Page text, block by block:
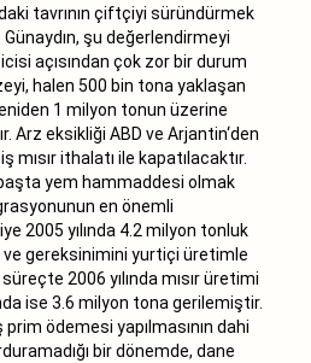
tavrının çiftçiyi süründürmek
şu değerlendirmeyi
açısından çok zor bir durum
halen 500 bin tona yaklaşan
1 milyon tonun üzerine
Arz eksikliği ABD ve Arjantin‘den
ithalatı ile kapatılacaktır.
yem hammaddesi olmak
en önemli
2005 yılında 4.2 milyon tonluk
ve gereksinimini yurtiçi üretimle
2006 yılında mısır üretimi
ise 3.6 milyon tona gerilemiştir.
ödemesi yapılmasının dahi
bir dönemde, dane